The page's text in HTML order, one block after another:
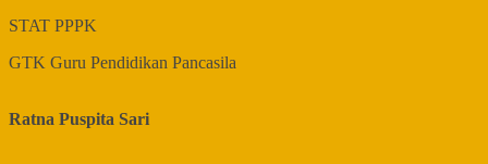
STAT PPPK
GTK Guru Pendidikan Pancasila
Ratna Puspita Sari